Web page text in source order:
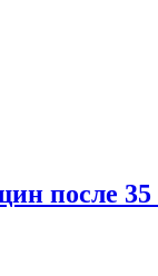
после 35